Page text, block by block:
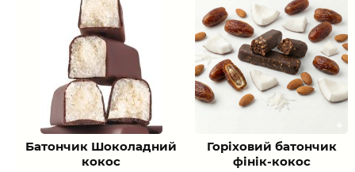
Батончик Шоколадний
кокос
Горіховий батончик
фінік-кокос